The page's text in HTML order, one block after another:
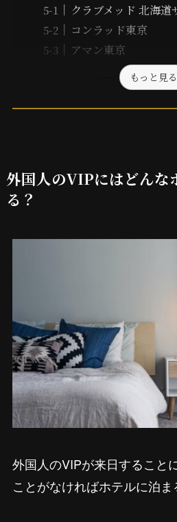
クラブメッド 北海道
コンラッド東京
アマン東京
もっと見る
外国人のVIPにはどんな
る？
外国人のVIPが来日すること
ことがなければホテルに泊ま